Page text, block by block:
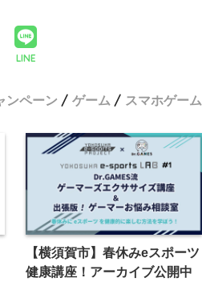
LINE
ンペーン ゲーム スマホゲーム
【横須賀市】春休みeスポーツ
健康講座！アーカイブ公開中